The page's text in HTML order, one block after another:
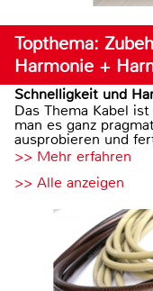
Topthema:
Harmonie +
Schnelligkeit und
Das Thema Kabel
man es ganz
ausprobieren und
>> Mehr erfahren
>> Alle anzeigen